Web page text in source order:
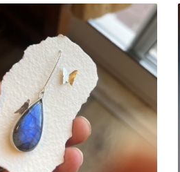
BRINCOS
ASSIMETRICOS
LABRADORITE LONGA
BORBOLETA
48,00 €